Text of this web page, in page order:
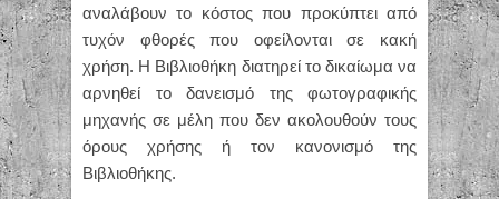
αναλάβουν το κόστος που προκύπτει από
τυχόν φθορές που οφείλονται σε κακή
χρήση. Η Βιβλιοθήκη διατηρεί το δικαίωμα να
αρνηθεί το δανεισμό της φωτογραφικής
μηχανής σε μέλη που δεν ακολουθούν τους
όρους χρήσης ή τον κανονισμό της
Βιβλιοθήκης.